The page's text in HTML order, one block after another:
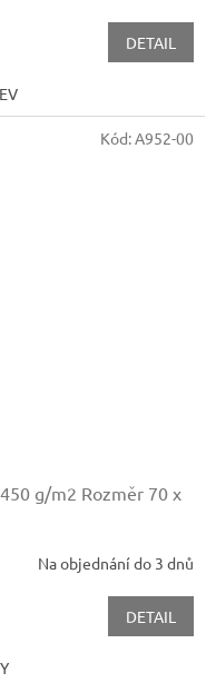
DETAIL
g/m2 Rozměr 70 x
Na objednání do 3 dnů
DETAIL
Kód:A952-00